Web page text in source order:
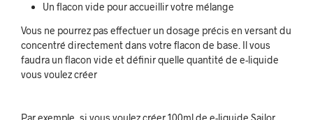
Un flacon vide pour accueillir votre mélange
Vous ne pourrez pas effectuer un dosage précis en versant du
concentré directement dans votre flacon de base. Il vous
faudra un flacon vide et définir quelle quantité de e-liquide
vous voulez créer
Par exemple, si vous voulez créer 100ml de e-liquide Sailor